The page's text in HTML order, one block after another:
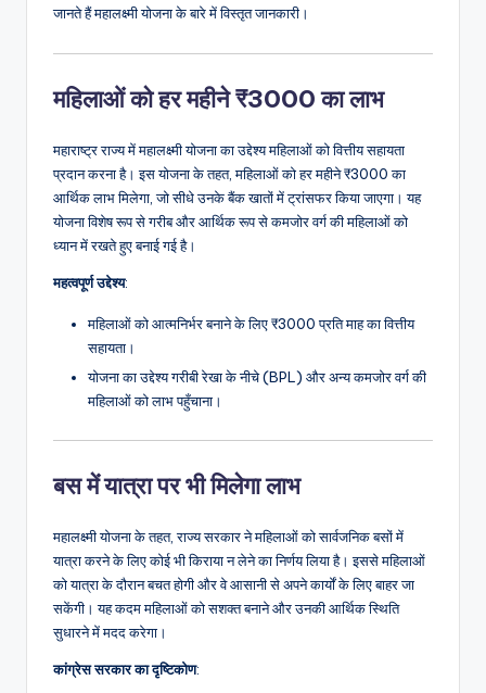
जानते हैं महालक्ष्मी योजना के बारे में विस्तृत जानकारी।
महिलाओं को हर महीने ₹3000 का लाभ
महाराष्ट्र राज्य में महालक्ष्मी योजना का उद्देश्य महिलाओं को वित्तीय सहायता
प्रदान करना है। इस योजना के तहत, महिलाओं को हर महीने ₹3000 का
आर्थिक लाभ मिलेगा, जो सीधे उनके बैंक खातों में ट्रांसफर किया जाएगा। यह
योजना विशेष रूप से गरीब और आर्थिक रूप से कमजोर वर्ग की महिलाओं को
ध्यान में रखते हुए बनाई गई है।
महत्वपूर्ण उद्देश्य:
महिलाओं को आत्मनिर्भर बनाने के लिए ₹3000 प्रति माह का वित्तीय
सहायता।
योजना का उद्देश्य गरीबी रेखा के नीचे (BPL) और अन्य कमजोर वर्ग की
महिलाओं को लाभ पहुँचाना।
बस में यात्रा पर भी मिलेगा लाभ
महालक्ष्मी योजना के तहत, राज्य सरकार ने महिलाओं को सार्वजनिक बसों में
यात्रा करने के लिए कोई भी किराया न लेने का निर्णय लिया है। इससे महिलाओं
को यात्रा के दौरान बचत होगी और वे आसानी से अपने कार्यों के लिए बाहर जा
सकेंगी। यह कदम महिलाओं को सशक्त बनाने और उनकी आर्थिक स्थिति
सुधारने में मदद करेगा।
कांग्रेस सरकार का दृष्टिकोण: